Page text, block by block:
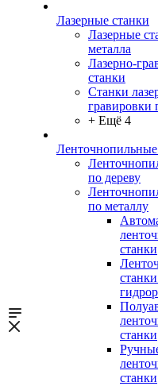
Лазерные станки
Лазерные
металла
Лазерно-
станки
Станки
гравировки
+ Ещё 4
Ленточнопильные
по дереву
по металлу
станки
станки
станки